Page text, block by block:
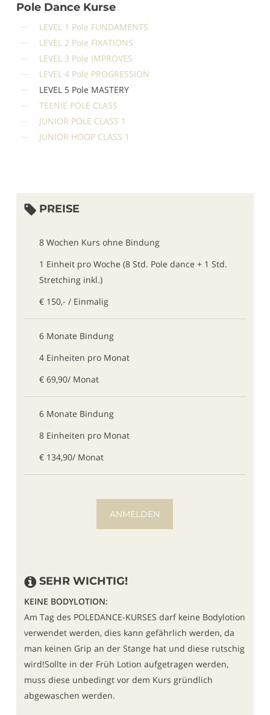
Pole Dance Kurse
LEVEL 1 Pole FUNDAMENTS
LEVEL 2 Pole FIXATIONS
LEVEL 3 Pole IMPROVES
LEVEL 4 Pole PROGRESSION
LEVEL 5 Pole MASTERY
TEENIE POLE CLASS
JUNIOR POLE CLASS 1
JUNIOR HOOP CLASS 1
PREISE
8 Wochen Kurs ohne Bindung
1 Einheit pro Woche (8 Std. Pole dance + 1 Std.
Stretching inkl.)
€ 150,- / Einmalig
6 Monate Bindung
4 Einheiten pro Monat
€ 69,90/ Monat
6 Monate Bindung
8 Einheiten pro Monat
€ 134,90/ Monat
ANMELDEN
SEHR WICHTIG!
KEINE BODYLOTION:
Am Tag des POLEDANCE-KURSES darf keine Bodylotion
verwendet werden, dies kann gefährlich werden, da
man keinen Grip an der Stange hat und diese rutschig
wird!Sollte in der Früh Lotion aufgetragen werden,
muss diese unbedingt vor dem Kurs gründlich
abgewaschen werden.